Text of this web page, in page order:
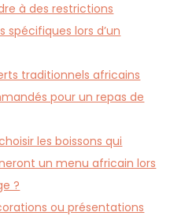
à des restrictions
spécifiques lors d’un
traditionnels africains
pour un repas de
les boissons qui
un menu africain lors
?
ou présentations